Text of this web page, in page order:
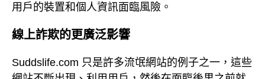
用戶的裝置和個人資訊面臨風險。
線上詐欺的更廣泛影響
Suddslife.com 只是許多流氓網站的例子之一，這些